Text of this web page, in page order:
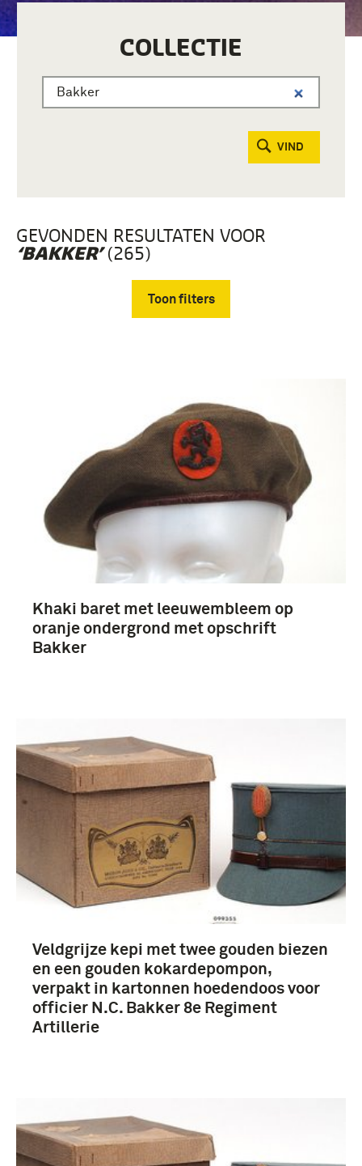
COLLECTIE
VIND
GEVONDEN RESULTATEN VOOR
‘BAKKER’(265)
Toon filters
boek (125)
Documenten (27)
Fotografisch materiaal (22)
rapport (8)
Meer
1951-2000 (17)
1901-1950 (14)
Tachtigjarige oorlog (1568-1648) (9)
Meer
Heutsz, Johannes Benedictus van (19)
Bakker, J.J. (17)
Bakker, T. (16)
infanterie (10)
Nederland (56)
Khaki baret met leeuwembleem op
oranje ondergrond met opschrift
Bakker
Veldgrijze kepi met twee gouden biezen
en een gouden kokardepompon,
verpakt in kartonnen hoedendoos voor
officier N.C. Bakker 8e Regiment
Artillerie